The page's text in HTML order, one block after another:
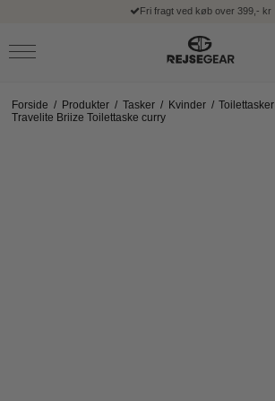
Fri fragt ved køb over 399,- kr
Forside / Produkter / Tasker / Kvinder / Toilettasker
Travelite Briize Toilettaske curry